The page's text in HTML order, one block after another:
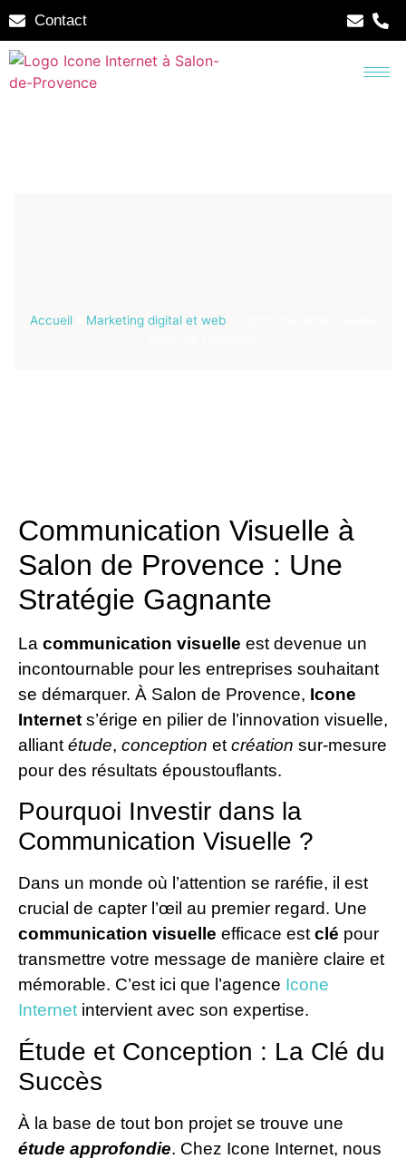
Contact
Accueil Marketing digital et web
Communication Visuelle à
Salon de Provence : Une
Stratégie Gagnante
La communication visuelle est devenue un
incontournable pour les entreprises souhaitant
se démarquer. À Salon de Provence, Icone
Internet s’érige en pilier de l’innovation visuelle,
alliant étude, conception et création sur-mesure
pour des résultats époustouflants.
Pourquoi Investir dans la
Communication Visuelle ?
Dans un monde où l’attention se raréfie, il est
crucial de capter l’œil au premier regard. Une
communication visuelle efficace estclé pour
transmettre votre message de manière claire et
mémorable. C’est ici que l’agence Icone
Internet intervient avec son expertise.
Étude et Conception : La Clé du
Succès
À la base de tout bon projet se trouve une
étude approfondie. Chez Icone Internet, nous